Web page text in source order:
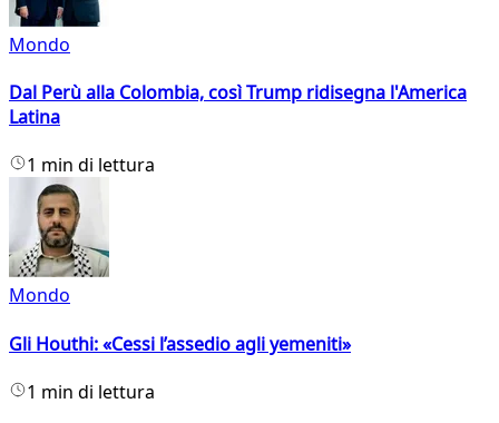
Mondo
Dal Perù alla Colombia, così Trump ridisegna l'America
Latina
1 min di lettura
Mondo
Gli Houthi: «Cessi l’assedio agli yemeniti»
1 min di lettura